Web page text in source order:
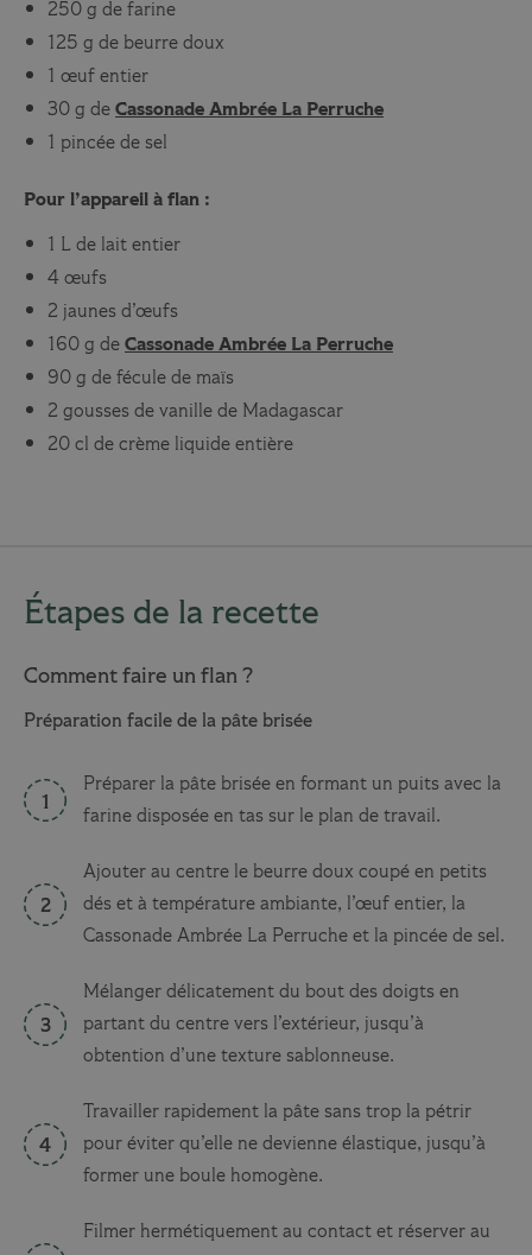
250 g de farine
125 g de beurre doux
1 œuf entier
30 g de Cassonade Ambrée La Perruche
1 pincée de sel
Pour l’appareil à flan :
1 L de lait entier
4 œufs
2 jaunes d’œufs
160 g de Cassonade Ambrée La Perruche
90 g de fécule de maïs
2 gousses de vanille de Madagascar
20 cl de crème liquide entière
Étapes de la recette
Comment faire un flan ?
Préparation facile de la pâte brisée
Préparer la pâte brisée en formant un puits avec la
farine disposée en tas sur le plan de travail.
Ajouter au centre le beurre doux coupé en petits
dés et à température ambiante, l’œuf entier, la
Cassonade Ambrée La Perruche et la pincée de sel.
Mélanger délicatement du bout des doigts en
partant du centre vers l’extérieur, jusqu’à
obtention d’une texture sablonneuse.
Travailler rapidement la pâte sans trop la pétrir
pour éviter qu’elle ne devienne élastique, jusqu’à
former une boule homogène.
Filmer hermétiquement au contact et réserver au